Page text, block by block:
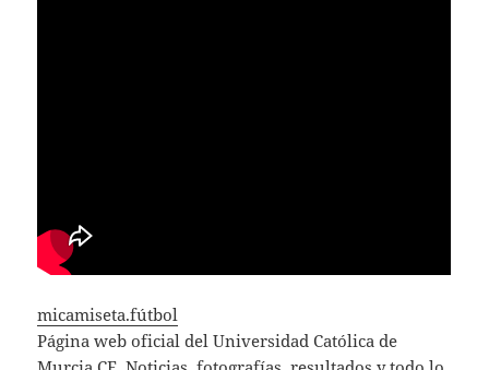
micamiseta.fútbol
Página web oficial del Universidad Católica de